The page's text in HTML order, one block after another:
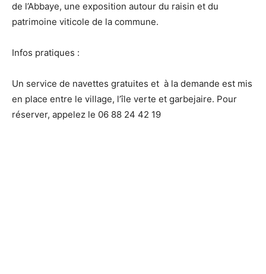
de l’Abbaye, une exposition autour du raisin et du
patrimoine viticole de la commune.
Infos pratiques :
Un service de navettes gratuites et à la demande est mis
en place entre le village, l’île verte et garbejaire. Pour
réserver, appelez le 06 88 24 42 19